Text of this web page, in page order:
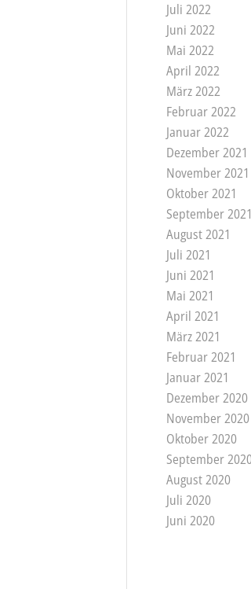
Juli 2022
Juni 2022
Mai 2022
April 2022
März 2022
Februar 2022
Januar 2022
Dezember 2021
November 2021
Oktober 2021
September 2021
August 2021
Juli 2021
Juni 2021
Mai 2021
April 2021
März 2021
Februar 2021
Januar 2021
Dezember 2020
November 2020
Oktober 2020
September
August 2020
Juli 2020
Juni 2020